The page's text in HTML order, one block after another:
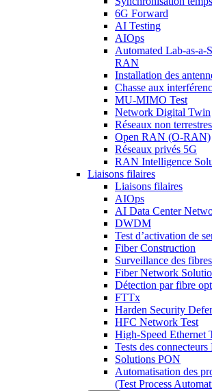
6G Forward
AI Testing
AIOps
Automated Lab-as-a-
RAN
Installation des
Chasse aux
MU-MIMO Test
Network Digital Twin
Réseaux non
Open RAN (O-RAN)
Réseaux privés 5G
RAN Intelligence
Liaisons filaires
Liaisons filaires
AIOps
AI Data Center
DWDM
Test d’activation de
Fiber Construction
Surveillance des fibres
Fiber Network
Détection par fibre
FTTx
Harden Security
HFC Network Test
High-Speed Ethernet
Tests des
Solutions PON
Automatisation des
(Test Process